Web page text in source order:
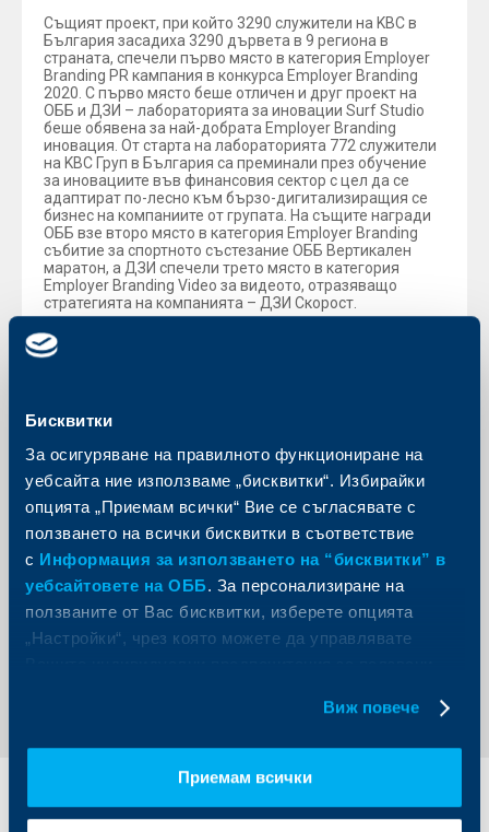
Бисквитки
За осигуряване на правилното функциониране на
уебсайта ние използваме „бисквитки“. Избирайки
опцията „Приемам всички“ Вие се съгласявате с
ползването на всички бисквитки в съответствие
с Информация за използването на “бисквитки” в
уебсайтовете на ОББ. За персонализиране на
ползваните от Вас бисквитки, изберете опцията
„Настройки“, чрез която можете да управлявате
Виж повече
Приемам всички
Същият проект, при който 3290 служители на KBC в
България засадиха 3290 дървета в 9 региона в
страната, спечели първо място в категория Employer
Branding PR кампания в конкурса Employer Branding
2020. С първо място беше отличен и друг проект на
ОББ и ДЗИ – лабораторията за иновации Surf Studio
беше обявена за най-добрата Employer Branding
иновация. От старта на лабораторията 772 служители
на KBC Груп в България са преминали през обучение
за иновациите във финансовия сектор с цел да се
адаптират по-лесно към бързо-дигитализиращия се
бизнес на компаниите от групата. На същите награди
ОББ взе второ място в категория Employer Branding
събитие за спортното състезание ОББ Вертикален
маратон, а ДЗИ спечели трето място в категория
Employer Branding Video за видеото, отразяващо
стратегията на компанията – ДЗИ Скорост.
През изминалата седмица ОББ Галерия беше домакин
представянето на Алманах на успешните бизнес
най-голяма степен от ангажираността на служителите
ѝ, а отличията, които ОББ и ДЗИ си заслужиха, са ясен
признак именно за това и аз съм особено горд с
наградите. Нашата амбиция е активно да улесняваме
служителите си в тяхното ежедневие, в познаването
на иновациите, като не оставяме назад човешкия
контакт, доверието и признателността в един екип.“,
каза Петър Андронов, кънтри мениджър на КВС Груп в
България.
Индивидуални
Бизнес